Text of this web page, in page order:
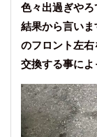
色々出過ぎやろ
結果から言い
のフロント左右
交換する事に